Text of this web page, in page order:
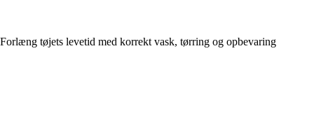
Forlæng tøjets levetid med korrekt vask, tørring og opbevaring